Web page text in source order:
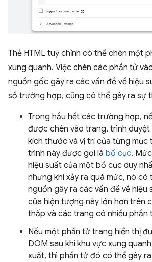
Thẻ HTML tuỳ chỉnh có thể chèn một
xung quanh. Việc chèn các phần tử
nguồn gốc gây ra các vấn đề về hiệu
số trường hợp, cũng có thể gây ra sự
Trong hầu hết các trường hợp,
được chèn vào trang, trình duyệt
kích thước và vị trí của từng mục
trình này được gọi là bố cục.
hiệu suất của một bố cục duy
nhưng khi xảy ra quá mức, nó có
nguồn gây ra các vấn đề về hiệu
của hiện tượng này lớn hơn trên
thấp và các trang có nhiều phần
Nếu một phần tử trang hiển thị
DOM sau khi khu vực xung
xuất, thì phần tử đó có thể gây